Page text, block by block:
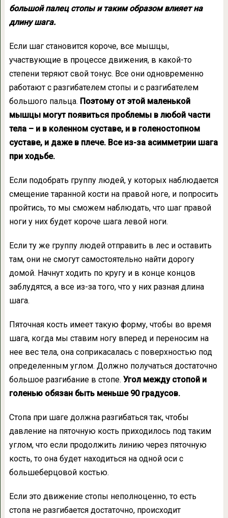
большой палец стопы и таким образом влияет на
длину шага.
Если шаг становится короче, все мышцы,
участвующие в процессе движения, в какой-то
степени теряют свой тонус. Все они одновременно
работают с разгибателем стопы и с разгибателем
большого пальца. Поэтому от этой маленькой
мышцы могут появиться проблемы в любой части
тела – и в коленном суставе, и в голеностопном
суставе, и даже в плече. Все из-за асимметрии шага
при ходьбе.
Если подобрать группу людей, у которых наблюдается
смещение таранной кости на правой ноге, и попросить
пройтись, то мы сможем наблюдать, что шаг правой
ноги у них будет короче шага левой ноги.
Если ту же группу людей отправить в лес и оставить
там, они не смогут самостоятельно найти дорогу
домой. Начнут ходить по кругу и в конце концов
заблудятся, а все из-за того, что у них разная длина
шага.
Пяточная кость имеет такую форму, чтобы во время
шага, когда мы ставим ногу вперед и переносим на
нее вес тела, она соприкасалась с поверхностью под
определенным углом. Должно получаться достаточно
большое разгибание в стопе. Угол между стопой и
голенью обязан быть меньше 90 градусов.
Стопа при шаге должна разгибаться так, чтобы
давление на пяточную кость приходилось под таким
углом, что если продолжить линию через пяточную
кость, то она будет находиться на одной оси с
большеберцовой костью.
Если это движение стопы неполноценно, то есть
стопа не разгибается достаточно, происходит